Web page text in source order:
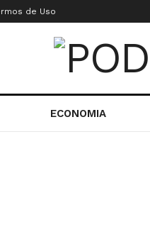
de Uso
ECONOMIA